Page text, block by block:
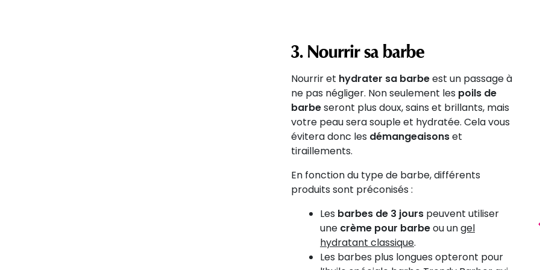
3. Nourrir sa barbe
Nourrir et hydrater sa barbeest un passage à
ne pas négliger. Non seulement les poils de
barbeseront plus doux, sains et brillants, mais
votre peau sera souple et hydratée. Cela vous
évitera donc les démangeaisonset
tiraillements.
En fonction du type de barbe, différents
produits sont préconisés :
Les barbes de 3 jourspeuvent utiliser
une crème pour barbeou ungel
hydratant classique.
Les barbes plus longues opteront pour
MADE IN FRANCE